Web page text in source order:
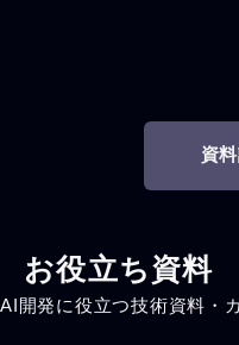
資
お役立ち資料
AI開発に役立つ技術資料・